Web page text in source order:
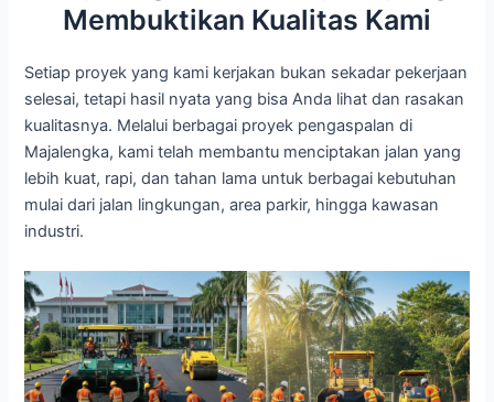
Membuktikan Kualitas Kami
Setiap proyek yang kami kerjakan bukan sekadar pekerjaan
selesai, tetapi hasil nyata yang bisa Anda lihat dan rasakan
kualitasnya. Melalui berbagai proyek pengaspalan di
Majalengka, kami telah membantu menciptakan jalan yang
lebih kuat, rapi, dan tahan lama untuk berbagai kebutuhan
mulai dari jalan lingkungan, area parkir, hingga kawasan
industri.